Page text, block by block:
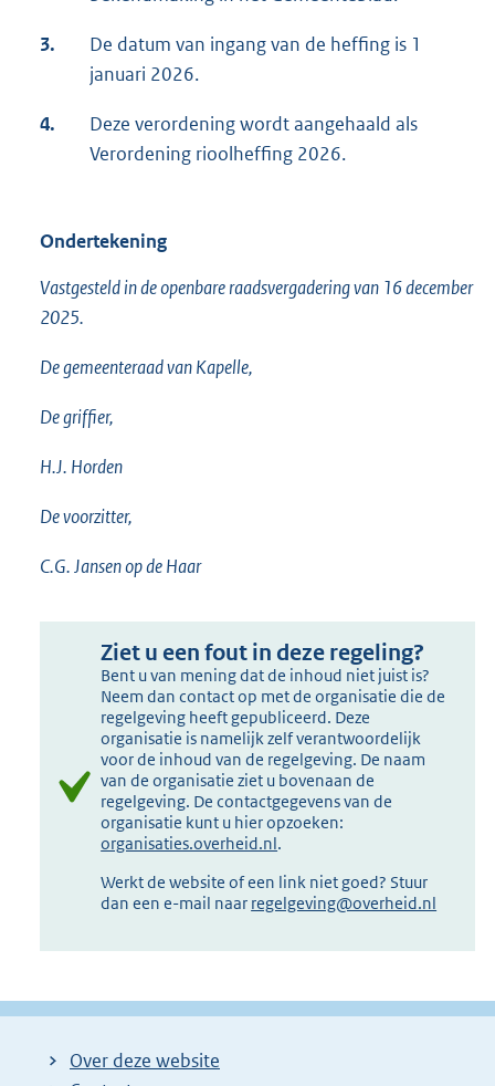
3.
De datum van ingang van de heffing is 1
januari 2026.
4.
Deze verordening wordt aangehaald als
Verordening rioolheffing 2026.
Ondertekening
Vastgesteld in de openbare raadsvergadering van 16 december
2025.
De gemeenteraad van Kapelle,
De griffier,
H.J. Horden
De voorzitter,
C.G. Jansen op de Haar
Ziet u een fout in deze regeling?
Bent u van mening dat de inhoud niet juist is?
Neem dan contact op met de organisatie die de
regelgeving heeft gepubliceerd. Deze
organisatie is namelijk zelf verantwoordelijk
voor de inhoud van de regelgeving. De naam
van de organisatie ziet u bovenaan de
regelgeving. De contactgegevens van de
organisatie kunt u hier opzoeken:
organisaties.overheid.nl.
Werkt de website of een link niet goed? Stuur
dan een e-mail naar regelgeving@overheid.nl
Over deze website